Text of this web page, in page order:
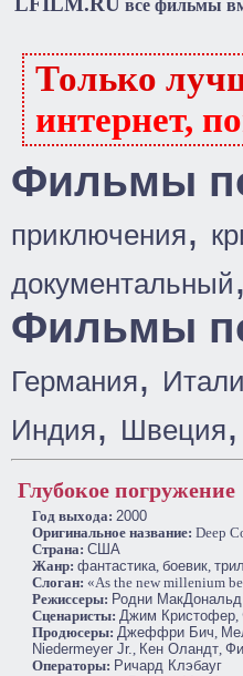
все фильмы
Только
интернет,
Фильмы
приключения,
документальный,
Фильмы
Германия,
Индия, Швеция,
Глубокое погружение
Год выхода: 2000
Оригинальное название: Deep
Cтрана: США
Жанр: фантастика, боевик,
Слоган: «As the new millenium
Режиссеры: Родни МакДональд
Сценаристы: Джим Кристофер,
Продюсеры: Джеффри Бич,
Niedermeyer Jr., Кен Оландт,
Операторы: Ричард Клэбауг